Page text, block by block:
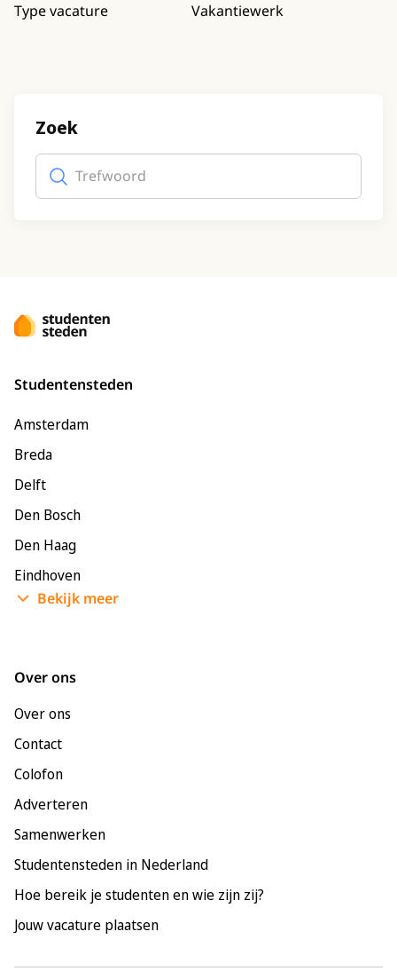
Type vacature Vakantiewerk
Zoek
Trefwoord
Studentensteden
Amsterdam
Breda
Delft
Den Bosch
Den Haag
Eindhoven
Enschede
Bekijk meer
Over ons
Over ons
Contact
Colofon
Adverteren
Samenwerken
Studentensteden in Nederland
Hoe bereik je studenten en wie zijn zij?
Jouw vacature plaatsen